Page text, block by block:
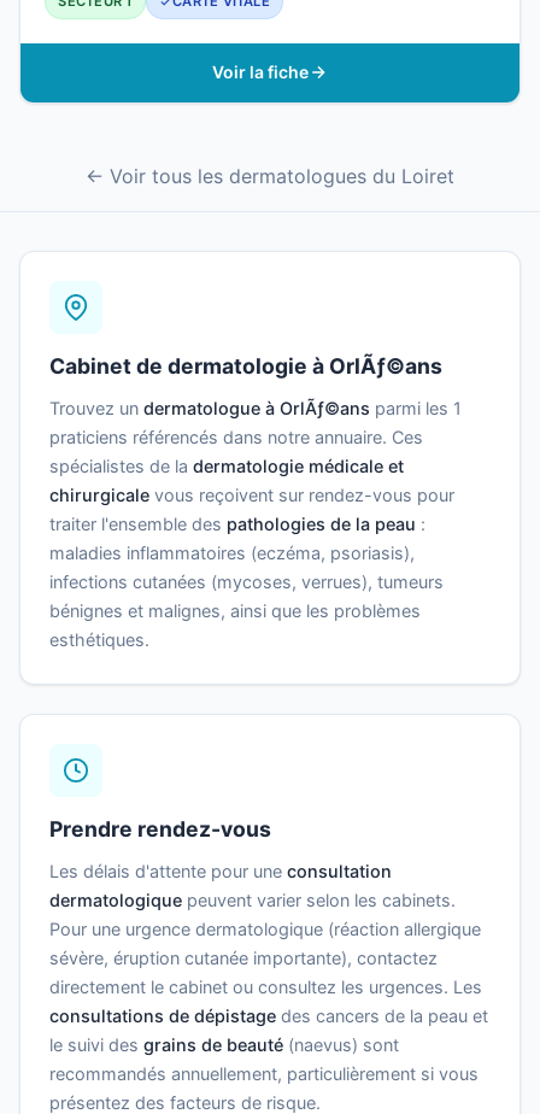
Voir la fiche
← Voir tous les dermatologues du Loiret
Cabinet de dermatologie à OrlÃƒ©ans
Trouvez un dermatologue à OrlÃƒ©ans parmi les 1
praticiens référencés dans notre annuaire. Ces
spécialistes de la dermatologie médicale et
chirurgicale vous reçoivent sur rendez-vous pour
traiter l'ensemble des pathologies de la peau :
maladies inflammatoires (eczéma, psoriasis),
infections cutanées (mycoses, verrues), tumeurs
bénignes et malignes, ainsi que les problèmes
esthétiques.
Prendre rendez-vous
Les délais d'attente pour une consultation
dermatologique peuvent varier selon les cabinets.
Pour une urgence dermatologique (réaction allergique
sévère, éruption cutanée importante), contactez
directement le cabinet ou consultez les urgences. Les
consultations de dépistage des cancers de la peau et
le suivi des grains de beauté (naevus) sont
recommandés annuellement, particulièrement si vous
présentez des facteurs de risque.